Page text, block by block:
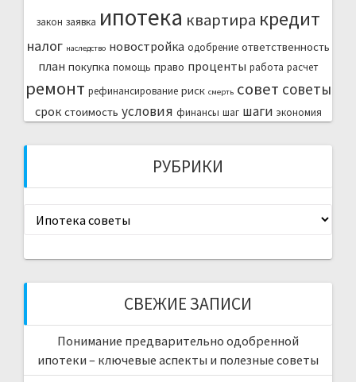
закон заявка ипотека квартира кредит
налог наследство новостройка одобрение ответственность
план покупка помощь право проценты работа расчет
ремонт рефинансирование риск смерть совет советы
срок стоимость условия финансы шаг шаги экономия
РУБРИКИ
Рубрики
СВЕЖИЕ ЗАПИСИ
Понимание предварительно одобренной
ипотеки – ключевые аспекты и полезные советы